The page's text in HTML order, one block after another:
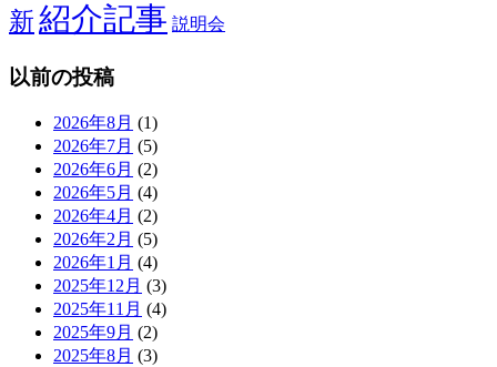
新 紹介記事 説明会
以前の投稿
2026年8月 (1)
2026年7月 (5)
2026年6月 (2)
2026年5月 (4)
2026年4月 (2)
2026年2月 (5)
2026年1月 (4)
2025年12月 (3)
2025年11月 (4)
2025年9月 (2)
2025年8月 (3)